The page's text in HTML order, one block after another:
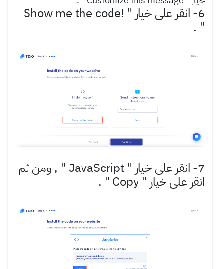
6- انقر على خيار " !Show me the code
"
.
7- انقر على خيار " JavaScript " , ومن ثم
انقر على خيار " Copy " .